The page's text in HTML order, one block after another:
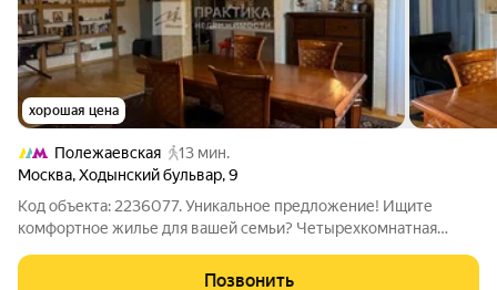
хорошая цена
Полежаевская
13 мин.
Москва,Ходынский бульвар,9
Код объекта: 2236077. Уникальное предложение! Ищите
комфортное жилье для вашей семьи? Четырехкомнатная
кто ценит простор и комфорт. Просторные комнаты,
Позвонить